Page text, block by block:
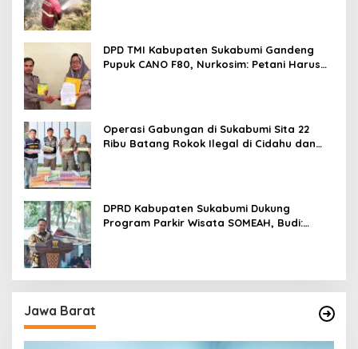
DPD TMI Kabupaten Sukabumi Gandeng
Pupuk CANO F80, Nurkosim: Petani Harus
Operasi Gabungan di Sukabumi Sita 22
Ribu Batang Rokok Ilegal di Cidahu dan
DPRD Kabupaten Sukabumi Dukung
Program Parkir Wisata SOMEAH, Budi:
Jawa Barat